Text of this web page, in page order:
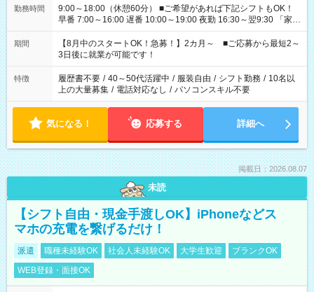
勤務時間
9:00～18:00（休憩60分） ■ご希望があれば下記シフトもOK！
早番 7:00～16:00 遅番 10:00～19:00 夜勤 16:30～翌9:30 「家族
と休みを合わせたい」 「余裕を持って夕飯の準備がしたい」
「できれば残業はしたくない」 など、ご希望を教えてください
ね。 ※Wワーク希望の方へ 今ご覧のお仕事で希望する勤務時間
と、もう1つのお仕事の勤務時間。 合計で週40時間を超える場
合は応募できません。
期間
【8月中のスタートOK！急募！】2カ月～ ■ご応募から最短2～
3日後に就業が可能です！
特徴 履歴書不要 / 40～50代活躍中 / 服装自由 / シフト勤務 / 10名以
上の大量募集 / 電話対応なし / パソコンスキル不要
気になる！ 応募する 詳細へ
掲載日：2026.08.07
未読
【シフト自由・現金手渡しOK】iPhoneなどス
マホの充電を繋げるだけ！
派遣 職種未経験OK 社会人未経験OK 大学生歓迎
ブランクOK
WEB登録・面接OK